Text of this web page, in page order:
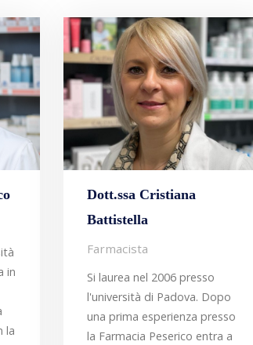
in
la
Dott.ssa Cristiana
Battistella
Farmacista
Si laurea nel 2006 presso
l'università di Padova. Dopo
una prima esperienza presso
la Farmacia Peserico entra a